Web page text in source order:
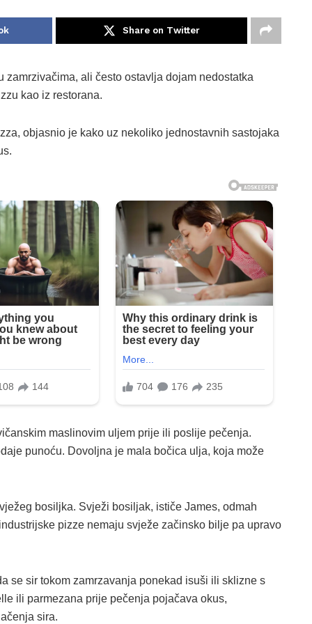
Share on Twitter
ali često ostavlja dojam nedostatka
kao iz restorana.
objasnio je kako uz nekoliko jednostavnih sastojaka
maslinovim uljem prije ili poslije pečenja.
punoću. Dovoljna je mala bočica ulja, koja može
bosiljka. Svježi bosiljak, ističe James, odmah
pizze nemaju svježe začinsko bilje pa upravo
se sir tokom zamrzavanja ponekad isuši ili sklizne s
ili parmezana prije pečenja pojačava okus,
sira.